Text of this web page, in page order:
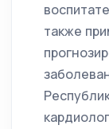
также